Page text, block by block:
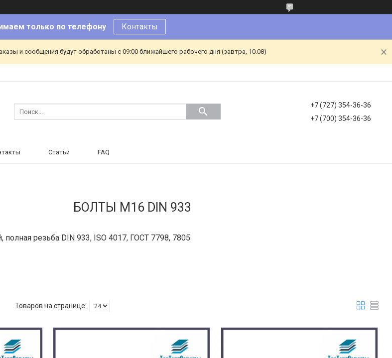
только по телефону Контакты
и сообщения будут обработаны с 09:00 ближайшего рабочего дня (завтра, 10.08)
+7 (727) 354-36-36
+7 (700) 354-36-36
Статьи FAQ
БОЛТЫ М16 DIN 933
полная резьба DIN 933, ISO 4017, ГОСТ 7798, 7805